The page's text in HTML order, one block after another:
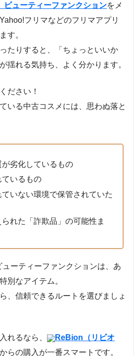
ビューティーファンクションをメ
フリマなどのフリマアプリ
す。
たりすると、「ちょっといいか
揺れる気持ち、よく分かります。
ださい！
いる中古コスメには、思わぬ落と
劣化しているもの
いるもの
いない環境で保管されていた
れた「詐欺品」の可能性ま
ーティーファンクションは、あ
別なアイテム。
、信頼できるルートを選びましょ
れるなら、
ReBion（リビオ
からの購入が一番スマートです。